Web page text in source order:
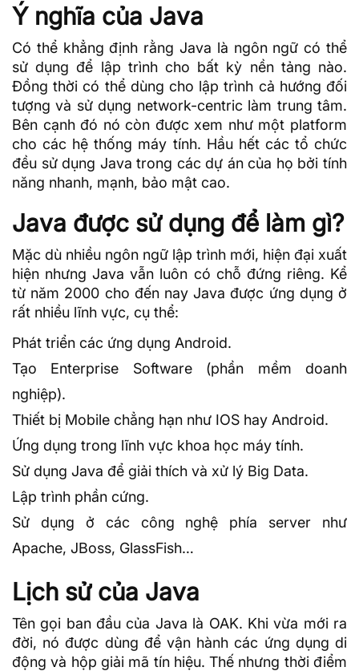
Ý nghĩa của Java
Có thể khẳng định rằng Java là ngôn ngữ có thể
sử dụng để lập trình cho bất kỳ nền tảng nào.
Đồng thời có thể dùng cho lập trình cả hướng đối
tượng và sử dụng network-centric làm trung tâm.
Bên cạnh đó nó còn được xem như một platform
cho các hệ thống máy tính. Hầu hết các tổ chức
đều sử dụng Java trong các dự án của họ bởi tính
năng nhanh, mạnh, bảo mật cao.
Java được sử dụng để làm gì?
Mặc dù nhiều ngôn ngữ lập trình mới, hiện đại xuất
hiện nhưng Java vẫn luôn có chỗ đứng riêng. Kể
từ năm 2000 cho đến nay Java được ứng dụng ở
rất nhiều lĩnh vực, cụ thể:
Phát triển các ứng dụng Android.
Tạo Enterprise Software (phần mềm doanh
nghiệp).
Thiết bị Mobile chẳng hạn như IOS hay Android.
Ứng dụng trong lĩnh vực khoa học máy tính.
Sử dụng Java để giải thích và xử lý Big Data.
Lập trình phần cứng.
Sử dụng ở các công nghệ phía server như
Apache, JBoss, GlassFish…
Lịch sử của Java
Tên gọi ban đầu của Java là OAK. Khi vừa mới ra
đời, nó được dùng để vận hành các ứng dụng di
động và hộp giải mã tín hiệu. Thế nhưng thời điểm